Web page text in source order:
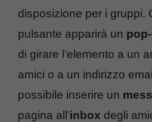
disposizione per i gruppi.
pulsante apparirà un
di girare l’elemento a un
amici o a un indirizzo
possibile inserire un
pagina all’inbox degli